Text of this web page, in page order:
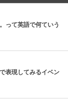
って英語で何ていう
表現してみるイベン